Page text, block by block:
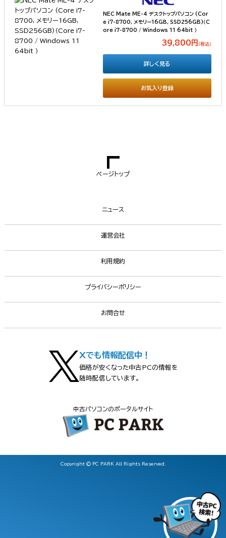
NEC Mate ME-4 デスクトップパソコン (Cor
e i7-8700, メモリー16GB, SSD256GB)（C
ore i7-8700 / Windows 11 64bit ）
39,800円 （税込）
お気入り登録
詳しく見る
ページトップ
ニュース
運営会社
利用規約
プライバシーポリシー
お問合せ
Xでも情報配信中！
価格が安くなった中古PCの情報を
随時配信しています。
中古パソコンのポータルサイト
Copyright © PC PARK All Rights Reserved.